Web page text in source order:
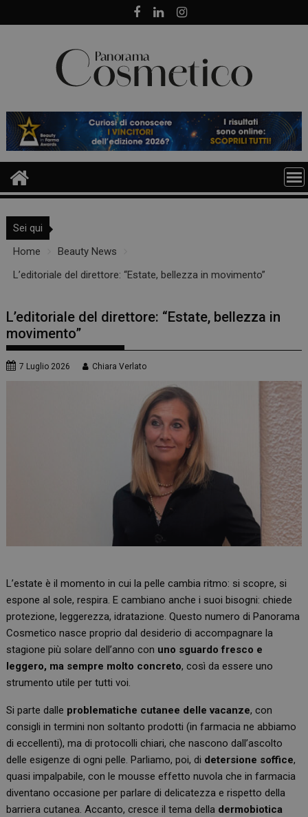
to
Sei qui
Home
Beauty News
L’editoriale del direttore: “Estate, bellezza in movimento”
L’editoriale del direttore: “Estate, bellezza in
movimento”
7 Luglio 2026 Chiara Verlato
L’estate è il momento in cui la pelle cambia ritmo: si scopre, si
espone al sole, respira. E cambiano anche i suoi bisogni: chiede
protezione, leggerezza, idratazione. Questo numero di Panorama
Cosmetico nasce proprio dal desiderio di accompagnare la
stagione più solare dell’anno con uno sguardo fresco e
leggero, ma sempre molto concreto, così da essere uno
strumento utile per tutti voi.
Si parte dalle problematiche cutanee delle vacanze, con
consigli in termini non soltanto prodotti (in farmacia ne abbiamo
di eccellenti), ma di protocolli chiari, che nascono dall’ascolto
delle esigenze di ogni pelle. Parliamo, poi, di detersione soffice,
quasi impalpabile, con le mousse effetto nuvola che in farmacia
diventano occasione per parlare di delicatezza e rispetto della
barriera cutanea. Accanto, cresce il tema della dermobiotica